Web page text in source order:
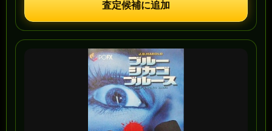
査定候補に追加